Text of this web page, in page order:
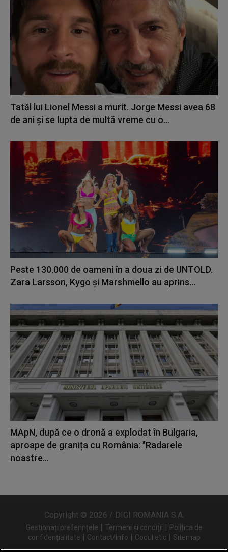
Tatăl lui Lionel Messi a murit. Jorge Messi avea 68
de ani și se lupta de multă vreme cu o...
Peste 130.000 de oameni în a doua zi de UNTOLD.
Zara Larsson, Kygo și Marshmello au aprins...
MApN, după ce o dronă a explodat în Bulgaria,
aproape de granița cu România: "Radarele
noastre...
Copyright © 2026 / DIGI ROMANIA S.A.
Gestionați preferințele | Termeni și condiții | Politica de
confidențialitate | Contact/Info | Codul etic | Sitemap